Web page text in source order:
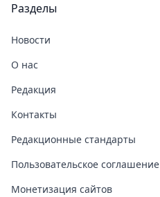
Разделы
Новости
О нас
Редакция
Контакты
Редакционные стандарты
Пользовательское соглашение
Монетизация сайтов